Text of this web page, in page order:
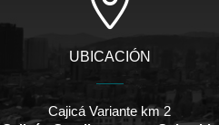
UBICACIÓN
Cajicá Variante km 2